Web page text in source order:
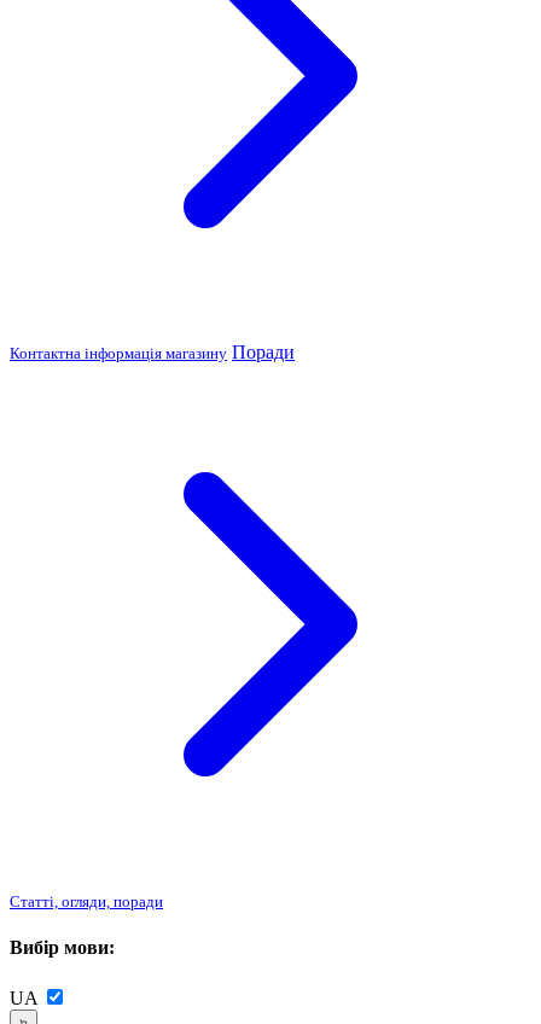
Контактна інформація магазину Поради
Статті, огляди, поради
Вибір мови:
UA